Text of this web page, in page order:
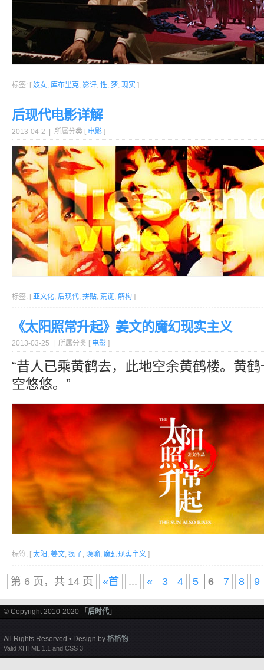
标签: [ 妓女, 库布里克, 影评, 性, 梦, 现实 ]
后现代电影详解
2013-04-2 | 所属分类 [ 电影 ]
标签: [ 亚文化, 后现代, 拼贴, 荒诞, 解构 ]
《太阳照常升起》姜文的魔幻现实主义
2013-03-25 | 所属分类 [ 电影 ]
“昔人已乘黄鹤去，此地空余黄鹤楼。黄
空悠悠。”
标签: [ 太阳 , 姜文, 疯子, 隐喻, 魔幻现实主义 ]
第 6 页，共 14 页 «首 ... « 3 4 5 6 7 8 9
© Copyright 2010-2020 「 后时代 」
All Rights Reserved • Design by 格格物.
Valid XHTML 1.1 and CSS 3.